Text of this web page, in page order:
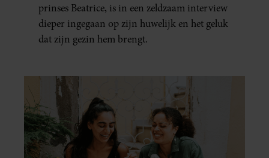
prinses Beatrice, is in een zeldzaam interview
dieper ingegaan op zijn huwelijk en het geluk
dat zijn gezin hem brengt.